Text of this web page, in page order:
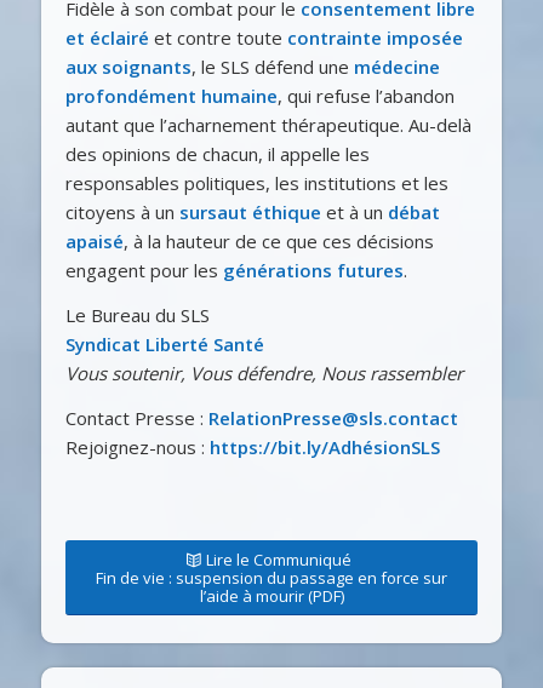
Fidèle à son combat pour le consentement libre
et éclairé et contre toute contrainte imposée
aux soignants, le SLS défend une médecine
profondément humaine, qui refuse l’abandon
autant que l’acharnement thérapeutique. Au-delà
des opinions de chacun, il appelle les
responsables politiques, les institutions et les
citoyens à un sursaut éthique et à un débat
apaisé, à la hauteur de ce que ces décisions
engagent pour les générations futures.
Le Bureau du SLS
Syndicat Liberté Santé
Vous soutenir, Vous défendre, Nous rassembler
Contact Presse : RelationPresse@sls.contact
Rejoignez-nous : https://bit.ly/AdhésionSLS
Lire le Communiqué
Fin de vie : suspension du passage en force sur
l’aide à mourir (PDF)